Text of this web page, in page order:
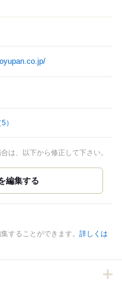
5）
は、以下から修正して下さい。
することができます。 詳しくは